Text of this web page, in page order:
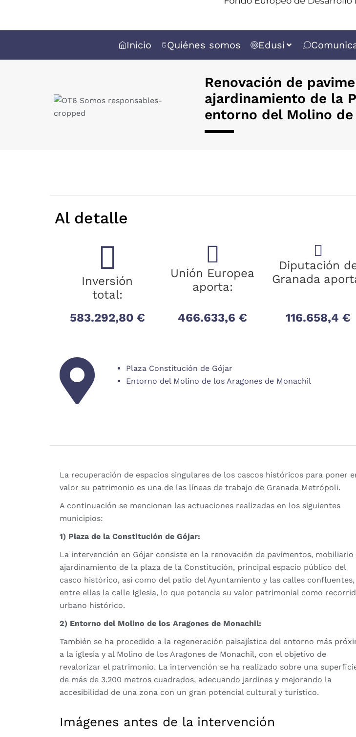
Inicio Quiénes somos Edusi
Renovación de
ajardinamiento de la
entorno del Molino
Al detalle
Inversión
total:
583.292,80 €
Unión Europea
aporta:
466.633,6 €
Diputación
Granada
116.658,4 €
Plaza Constitución de Gójar
Entorno del Molino de los Aragones de Monachil
La recuperación de espacios singulares de los cascos históricos para poner
valor su patrimonio es una de las líneas de trabajo de Granada Metrópoli.
A continuación se mencionan las actuaciones realizadas en los siguientes
municipios:
1) Plaza de la Constitución de Gójar:
La intervención en Gójar consiste en la renovación de pavimentos, mobiliario
ajardinamiento de la plaza de la Constitución, principal espacio público del
casco histórico, así como del patio del Ayuntamiento y las calles confluentes,
entre ellas la calle Iglesia, lo que potencia su valor patrimonial como
urbano histórico.
2) Entorno del Molino de los Aragones de Monachil:
También se ha procedido a la regeneración paisajística del entorno más
a la iglesia y al Molino de los Aragones de Monachil, con el objetivo de
revalorizar el patrimonio. La intervención se ha realizado sobre una
de más de 3.200 metros cuadrados, adecuando jardines y mejorando la
accesibilidad de una zona con un gran potencial cultural y turístico.
Imágenes antes de la intervención